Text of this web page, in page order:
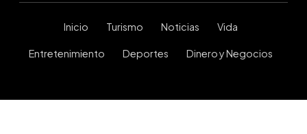
Inicio Turismo Noticias Vida
Entretenimiento Deportes Dinero y Negocios